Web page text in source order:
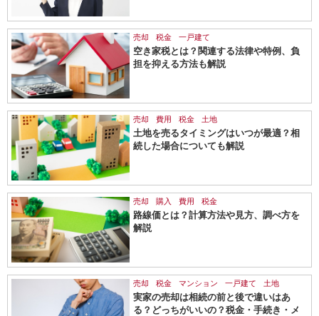
売却 税金 一戸建て
空き家税とは？関連する法律や特例、負
担を抑える方法も解説
売却 費用 税金 土地
土地を売るタイミングはいつが最適？相
続した場合についても解説
売却 購入 費用 税金
路線価とは？計算方法や見方、調べ方を
解説
売却 税金 マンション 一戸建て 土地
実家の売却は相続の前と後で違いはあ
る？どっちがいいの？税金・手続き・メ